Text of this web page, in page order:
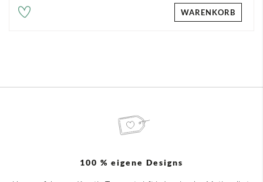
WARENKORB
100 % eigene Designs